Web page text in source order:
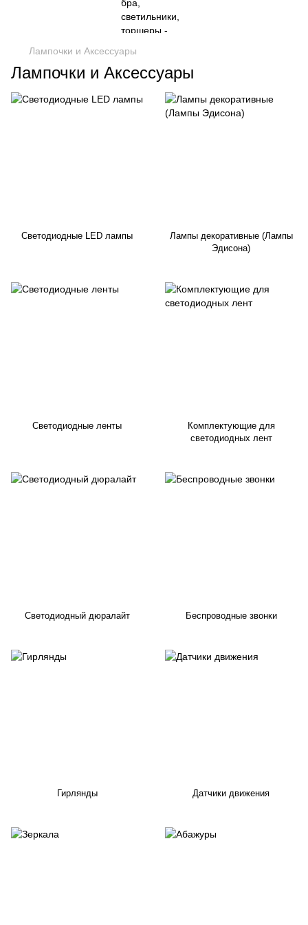
Лампочки и Аксессуары
Лампочки и Аксессуары
Светодиодные LED лампы
Лампы декоративные (Лампы
Эдисона)
Светодиодные ленты
Комплектующие для
светодиодных лент
Светодиодный дюралайт Беспроводные звонки
Гирлянды Датчики движения